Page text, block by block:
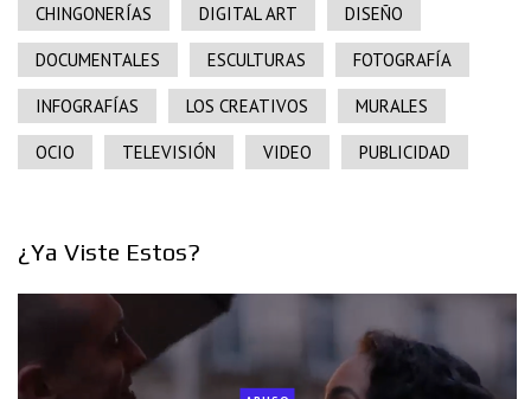
CHINGONERÍAS DIGITAL ART DISEÑO
DOCUMENTALES ESCULTURAS FOTOGRAFÍA
INFOGRAFÍAS LOS CREATIVOS MURALES
OCIO TELEVISIÓN VIDEO PUBLICIDAD
¿Ya Viste Estos?